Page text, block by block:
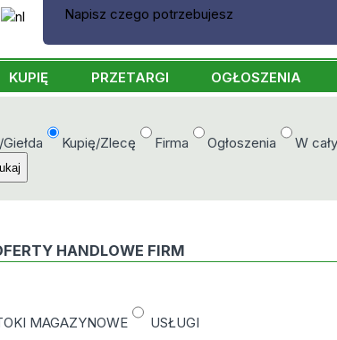
Napisz czego potrzebujesz
KUPIĘ PRZETARGI OGŁOSZENIA
Kupię/Zlecę Firma Ogłoszenia W
HANDLOWE FIRM
MAGAZYNOWE
USŁUGI